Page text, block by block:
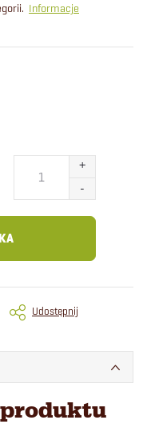
Informacje
Udostępnij
produktu